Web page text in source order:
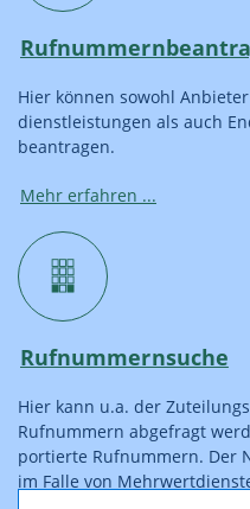
Hier können sowohl
dienstleistungen als auch
beantragen.
Mehr erfahren ...
Rufnummernsuche
Hier kann u.a. der
Rufnummern abgefragt
portierte Rufnummern. Der
im Falle von